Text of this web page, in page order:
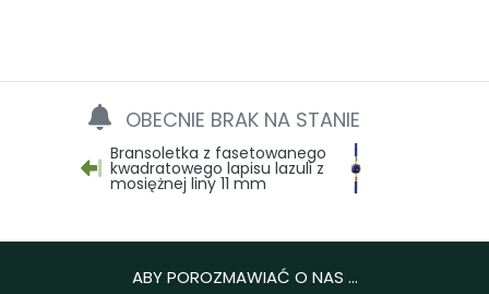
OBECNIE BRAK NA STANIE
Bransoletka z fasetowanego
kwadratowego lapisu lazuli z
mosiężnej liny 11 mm
ABY POROZMAWIAĆ O NAS ...